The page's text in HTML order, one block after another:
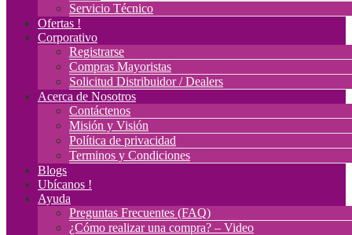
Servicio Técnico
Ofertas !
Corporativo
Registrarse
Compras Mayoristas
Solicitud Distribuidor / Dealers
Acerca de Nosotros
Contáctenos
Misión y Visión
Política de privacidad
Terminos y Condiciones
Blogs
Ubícanos !
Ayuda
Preguntas Frecuentes (FAQ)
¿Cómo realizar una compra? – Video